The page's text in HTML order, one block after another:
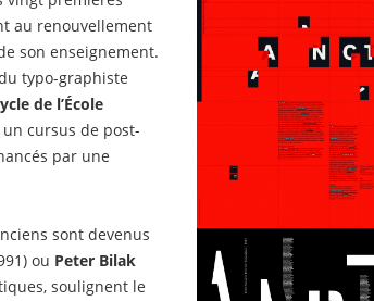
au renouvellement
son enseignement.
typo-graphiste
de l’École
cursus de post-
par une
sont devenus
ou Peter Bilak
soulignent le